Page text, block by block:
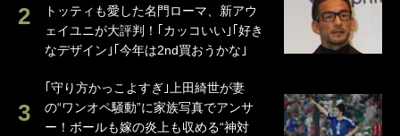
トッティも愛した名門ローマ、新アウ
ェイユニが大評判！｢カッコいい｣｢好き
なデザイン｣｢今年は2nd買おうかな｣
｢守り方かっこよすぎ｣上田綺世が妻
の“ワンオペ騒動”に家族写真でアンサ
ー！ボールも嫁の炎上も収める“神対